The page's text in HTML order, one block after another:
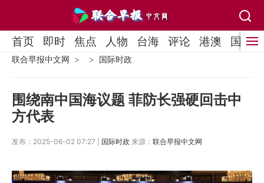
首页 即时 焦点 人物 台海 评论 港澳 国际
联合早报中文网 国际时政
围绕南中国海议题 菲防长强硬回击中
方代表
发布：2025-06-02 07:27 | 国际时政 来源： 联合早报中文网